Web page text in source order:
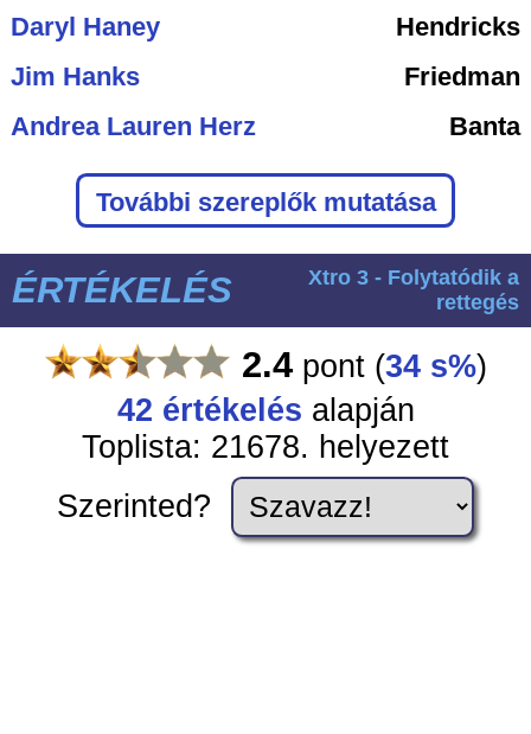
Daryl Haney
Hendricks
Jim Hanks
Friedman
Andrea Lauren Herz
Banta
További szereplők mutatása
ÉRTÉKELÉS
Xtro 3 - Folytatódik a
rettegés
2.4pont (34 s%)
42 értékelés alapján
Toplista: 21678. helyezett
Szerinted?